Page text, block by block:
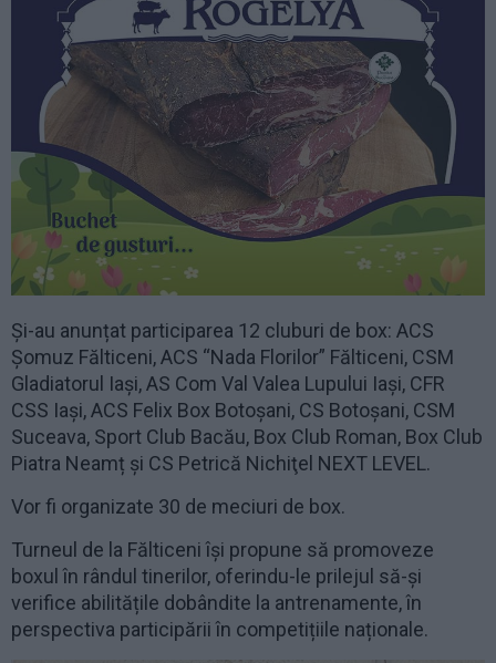
Și-au anunțat participarea 12 cluburi de box: ACS
Șomuz Fălticeni, ACS “Nada Florilor” Fălticeni, CSM
Gladiatorul Iași, AS Com Val Valea Lupului Iași, CFR
CSS Iași, ACS Felix Box Botoșani, CS Botoșani, CSM
Suceava, Sport Club Bacău, Box Club Roman, Box Club
Piatra Neamț și CS Petrică Nichiţel NEXT LEVEL.
Vor fi organizate 30 de meciuri de box.
Turneul de la Fălticeni își propune să promoveze
boxul în rândul tinerilor, oferindu-le prilejul să-și
verifice abilitățile dobândite la antrenamente, în
perspectiva participării în competițiile naționale.